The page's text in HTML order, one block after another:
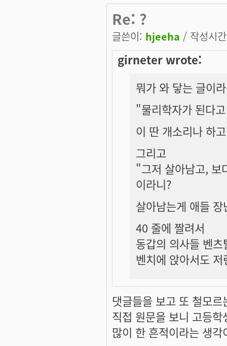
Re: ?
글쓴이: hjeeha / 작성시
girneter wrote:
뭐가 와 닿는 글이
"물리학자가 된다
이 딴 개소리나 하
그리고
"그저 살아남고, 보
이라니?
살아남는게 애들 장
40 줄에 짤려서
동갑의 의사들 벤츠
벤치에 앉아서도
댓글들을 보고 또 철모
직접 원문을 보니 고등
많이 한 흔적이라는 생각